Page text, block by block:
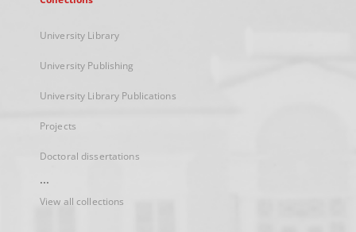
University Library
University Publishing
University Library Publications
Projects
Doctoral dissertations
...
View all collections